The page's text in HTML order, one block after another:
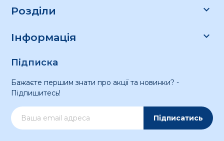
Розділи 
Інформація 
Підписка
Бажаєте першим знати про акції та новинки? -
Підпишитесь!
Підписатись